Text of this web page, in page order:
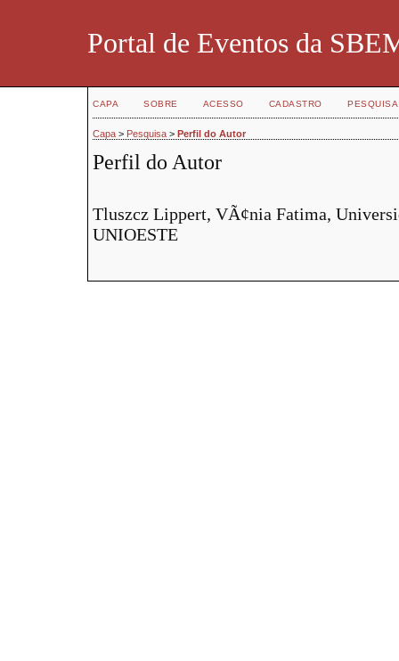
Portal de Eventos da
CAPA SOBRE ACESSO CADASTRO PESQUISA
Capa > Pesquisa > Perfil do Autor
Perfil do Autor
Tluszcz Lippert, VÃ¢nia Fatima,
UNIOESTE